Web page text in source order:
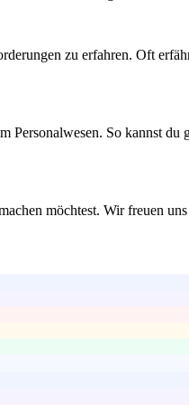
zu erfahren. Oft
So kannst du
möchtest. Wir freuen